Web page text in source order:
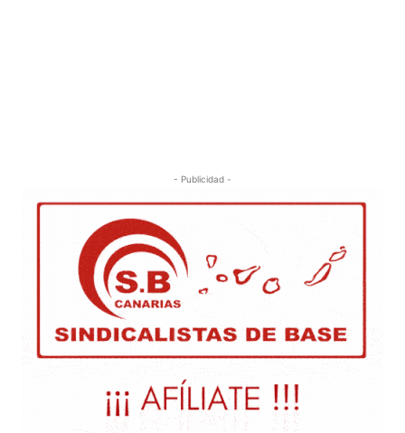
- Publicidad -